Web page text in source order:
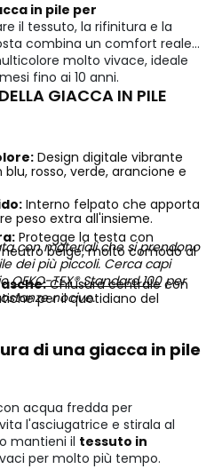
in pile per
il tessuto, la rifinitura e la
combina un comfort reale
molto vivace, ideale
fino ai 10 anni.
GIACCA IN PILE
Design digitale vibrante
rosso, verde, arancione e
Interno felpato che apporta
peso extra all'insieme.
Protegge la testa con
beige, molto comodo al
Chiusura centrale con
per il quotidiano del
con materiali che si prendono
dei più piccoli. Cerca capi
OEKO-TEX® Standard 100per
nocive.
di una giacca in pile
acqua fredda per
l'asciugatrice e stirala al
mantieni il tessuto in
per molto più tempo.